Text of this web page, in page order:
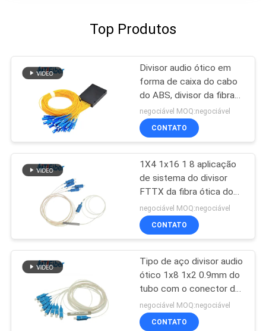
Top Produtos
Divisor audio ótico em
forma de caixa do cabo
do ABS, divisor da fibra
multimodo do PLC 1x32
negociável MOQ:negociável
CONTATO
1X4 1x16 1 8 aplicação
de sistema do divisor
FTTX da fibra ótica do
Sc Upc Apc Gpon
negociável MOQ:negociável
CONTATO
Tipo de aço divisor audio
ótico 1x8 1x2 0.9mm do
tubo com o conector de
SC/UPC APC
negociável MOQ:negociável
CONTATO